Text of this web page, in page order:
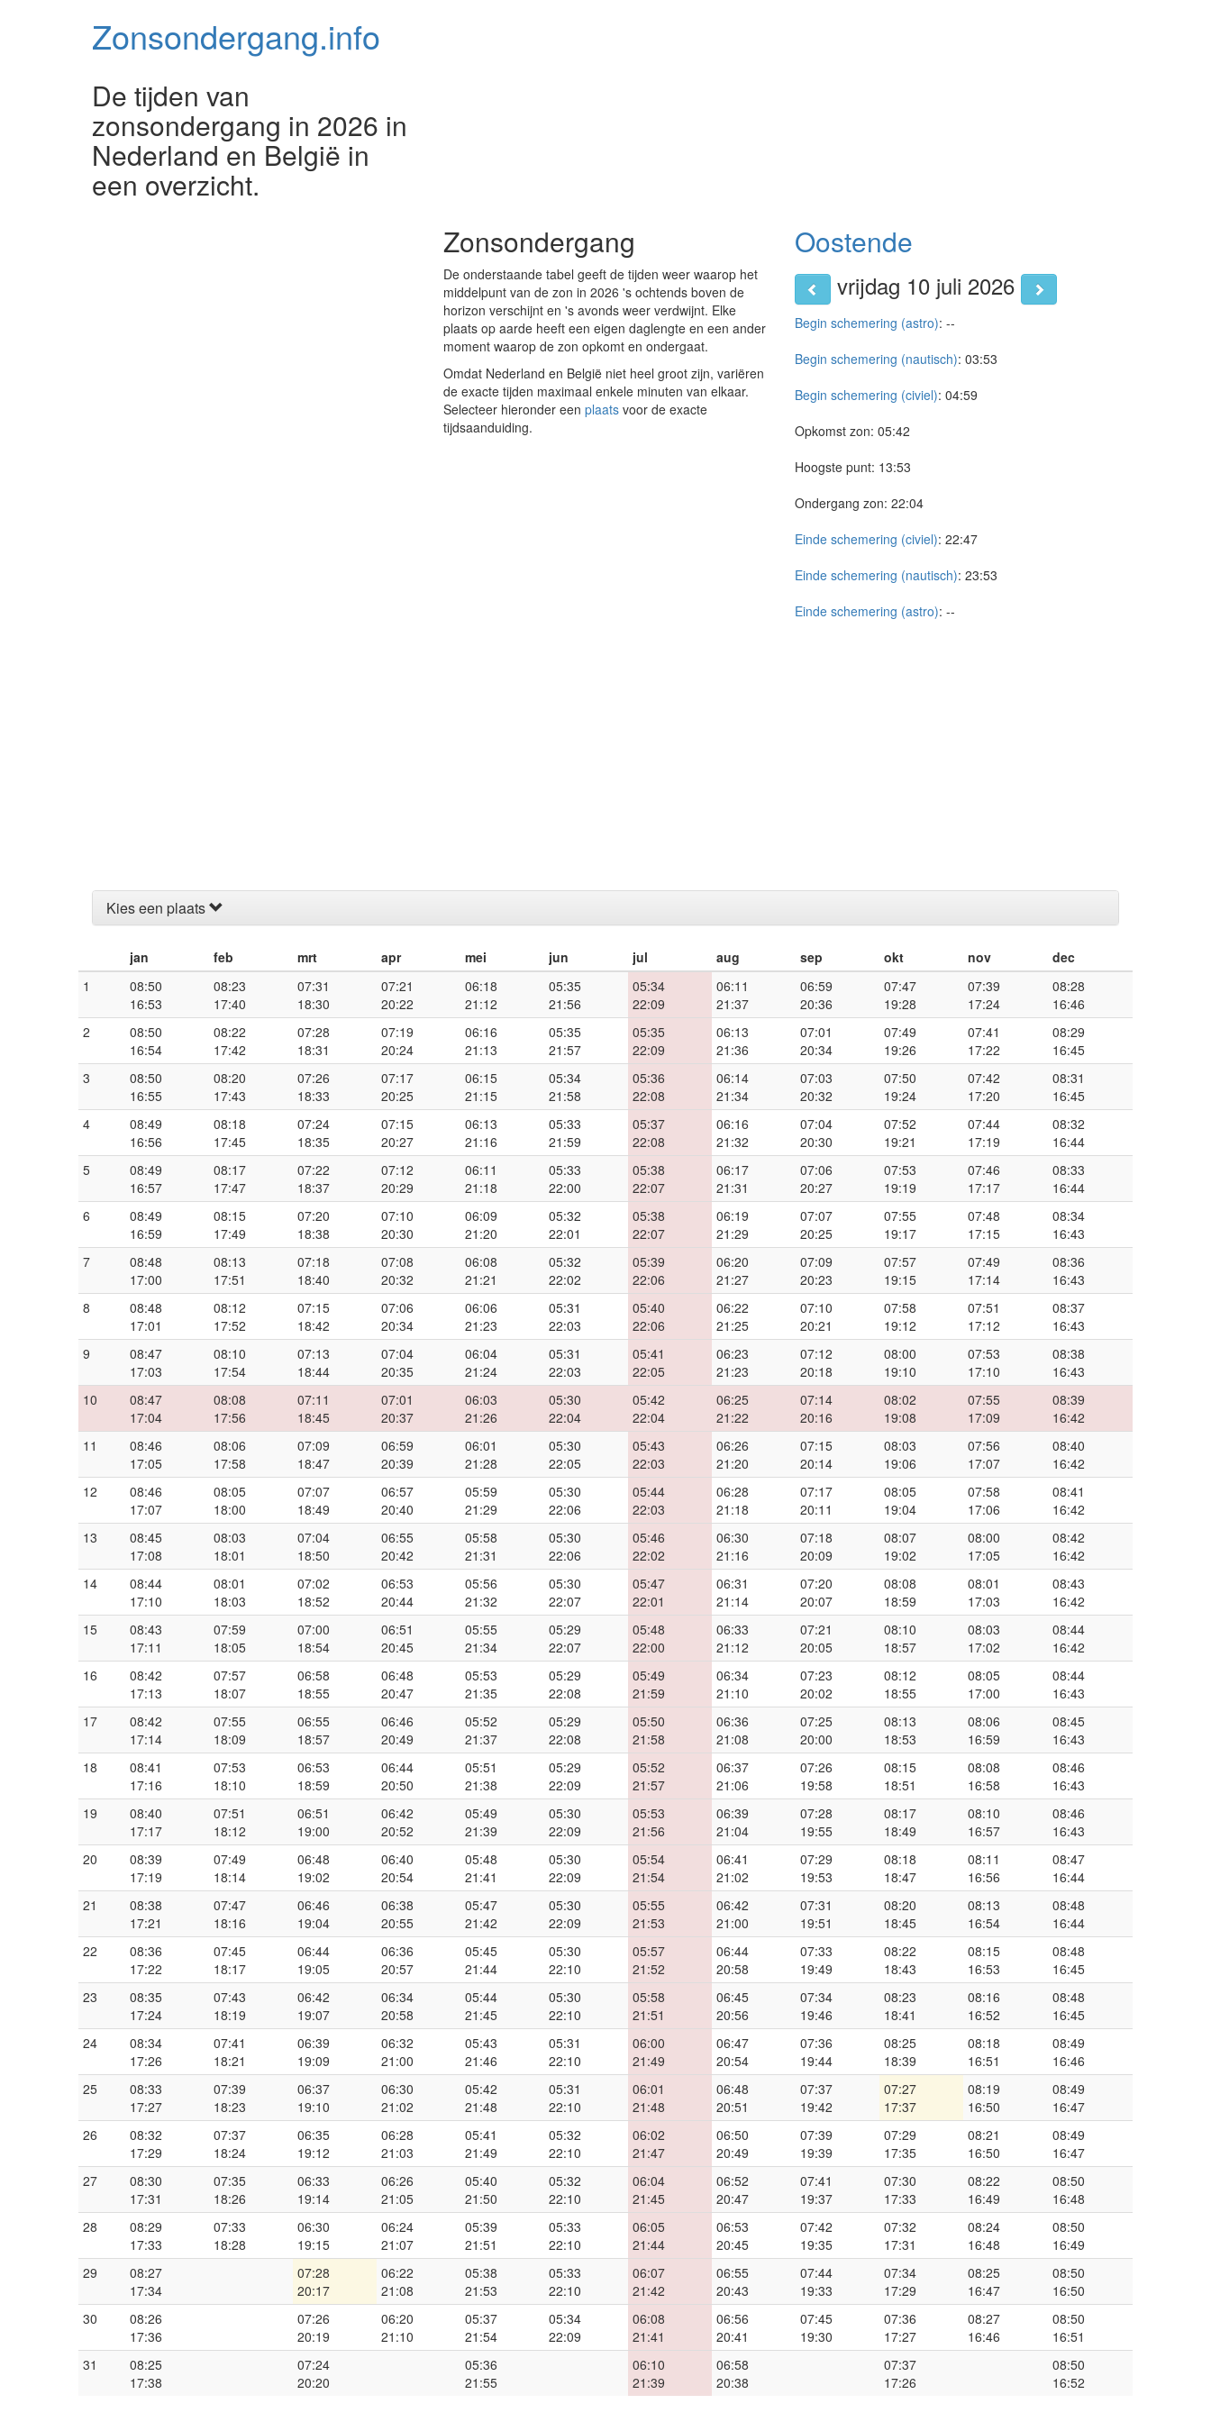
Zonsondergang.info
De tijden van
zonsondergang in 2026 in
Nederland en België in
een overzicht.
Zonsondergang
De onderstaande tabel geeft de tijden weer waarop het
middelpunt van de zon in 2026 's ochtends boven de
horizon verschijnt en 's avonds weer verdwijnt. Elke
plaats op aarde heeft een eigen daglengte en een ander
moment waarop de zon opkomt en ondergaat.
Omdat Nederland en België niet heel groot zijn, variëren
de exacte tijden maximaal enkele minuten van elkaar.
Selecteer hieronder een plaats voor de exacte
tijdsaanduiding.
Oostende
vrijdag 10 juli 2026
Begin schemering (astro): --
Begin schemering (nautisch): 03:53
Begin schemering (civiel): 04:59
Opkomst zon: 05:42
Hoogste punt: 13:53
Ondergang zon: 22:04
Einde schemering (civiel): 22:47
Einde schemering (nautisch): 23:53
Einde schemering (astro): --
Kies een plaats
jan feb mrt apr mei jun jul aug sep okt nov
dec
1
08:50
16:53
08:23
17:40
07:31
18:30
07:21
20:22
06:18
21:12
05:35
21:56
05:34
22:09
06:11
21:37
06:59
20:36
07:47
19:28
07:39
17:24
08:28
16:46
2
08:50
16:54
08:22
17:42
07:28
18:31
07:19
20:24
06:16
21:13
05:35
21:57
05:35
22:09
06:13
21:36
07:01
20:34
07:49
19:26
07:41
17:22
08:29
16:45
3
08:50
16:55
08:20
17:43
07:26
18:33
07:17
20:25
06:15
21:15
05:34
21:58
05:36
22:08
06:14
21:34
07:03
20:32
07:50
19:24
07:42
17:20
08:31
16:45
4
08:49
16:56
08:18
17:45
07:24
18:35
07:15
20:27
06:13
21:16
05:33
21:59
05:37
22:08
06:16
21:32
07:04
20:30
07:52
19:21
07:44
17:19
08:32
16:44
5
08:49
16:57
08:17
17:47
07:22
18:37
07:12
20:29
06:11
21:18
05:33
22:00
05:38
22:07
06:17
21:31
07:06
20:27
07:53
19:19
07:46
17:17
08:33
16:44
6
08:49
16:59
08:15
17:49
07:20
18:38
07:10
20:30
06:09
21:20
05:32
22:01
05:38
22:07
06:19
21:29
07:07
20:25
07:55
19:17
07:48
17:15
08:34
16:43
7
08:48
17:00
08:13
17:51
07:18
18:40
07:08
20:32
06:08
21:21
05:32
22:02
05:39
22:06
06:20
21:27
07:09
20:23
07:57
19:15
07:49
17:14
08:36
16:43
8
08:48
17:01
08:12
17:52
07:15
18:42
07:06
20:34
06:06
21:23
05:31
22:03
05:40
22:06
06:22
21:25
07:10
20:21
07:58
19:12
07:51
17:12
08:37
16:43
9
08:47
17:03
08:10
17:54
07:13
18:44
07:04
20:35
06:04
21:24
05:31
22:03
05:41
22:05
06:23
21:23
07:12
20:18
08:00
19:10
07:53
17:10
08:38
16:43
10
08:47
17:04
08:08
17:56
07:11
18:45
07:01
20:37
06:03
21:26
05:30
22:04
05:42
22:04
06:25
21:22
07:14
20:16
08:02
19:08
07:55
17:09
08:39
16:42
11
08:46
17:05
08:06
17:58
07:09
18:47
06:59
20:39
06:01
21:28
05:30
22:05
05:43
22:03
06:26
21:20
07:15
20:14
08:03
19:06
07:56
17:07
08:40
16:42
12
08:46
17:07
08:05
18:00
07:07
18:49
06:57
20:40
05:59
21:29
05:30
22:06
05:44
22:03
06:28
21:18
07:17
20:11
08:05
19:04
07:58
17:06
08:41
16:42
13
08:45
17:08
08:03
18:01
07:04
18:50
06:55
20:42
05:58
21:31
05:30
22:06
05:46
22:02
06:30
21:16
07:18
20:09
08:07
19:02
08:00
17:05
08:42
16:42
14
08:44
17:10
08:01
18:03
07:02
18:52
06:53
20:44
05:56
21:32
05:30
22:07
05:47
22:01
06:31
21:14
07:20
20:07
08:08
18:59
08:01
17:03
08:43
16:42
15
08:43
17:11
07:59
18:05
07:00
18:54
06:51
20:45
05:55
21:34
05:29
22:07
05:48
22:00
06:33
21:12
07:21
20:05
08:10
18:57
08:03
17:02
08:44
16:42
16
08:42
17:13
07:57
18:07
06:58
18:55
06:48
20:47
05:53
21:35
05:29
22:08
05:49
21:59
06:34
21:10
07:23
20:02
08:12
18:55
08:05
17:00
08:44
16:43
17
08:42
17:14
07:55
18:09
06:55
18:57
06:46
20:49
05:52
21:37
05:29
22:08
05:50
21:58
06:36
21:08
07:25
20:00
08:13
18:53
08:06
16:59
08:45
16:43
18
08:41
17:16
07:53
18:10
06:53
18:59
06:44
20:50
05:51
21:38
05:29
22:09
05:52
21:57
06:37
21:06
07:26
19:58
08:15
18:51
08:08
16:58
08:46
16:43
19
08:40
17:17
07:51
18:12
06:51
19:00
06:42
20:52
05:49
21:39
05:30
22:09
05:53
21:56
06:39
21:04
07:28
19:55
08:17
18:49
08:10
16:57
08:46
16:43
20
08:39
17:19
07:49
18:14
06:48
19:02
06:40
20:54
05:48
21:41
05:30
22:09
05:54
21:54
06:41
21:02
07:29
19:53
08:18
18:47
08:11
16:56
08:47
16:44
21
08:38
17:21
07:47
18:16
06:46
19:04
06:38
20:55
05:47
21:42
05:30
22:09
05:55
21:53
06:42
21:00
07:31
19:51
08:20
18:45
08:13
16:54
08:48
16:44
22
08:36
17:22
07:45
18:17
06:44
19:05
06:36
20:57
05:45
21:44
05:30
22:10
05:57
21:52
06:44
20:58
07:33
19:49
08:22
18:43
08:15
16:53
08:48
16:45
23
08:35
17:24
07:43
18:19
06:42
19:07
06:34
20:58
05:44
21:45
05:30
22:10
05:58
21:51
06:45
20:56
07:34
19:46
08:23
18:41
08:16
16:52
08:48
16:45
24
08:34
17:26
07:41
18:21
06:39
19:09
06:32
21:00
05:43
21:46
05:31
22:10
06:00
21:49
06:47
20:54
07:36
19:44
08:25
18:39
08:18
16:51
08:49
16:46
25
08:33
17:27
07:39
18:23
06:37
19:10
06:30
21:02
05:42
21:48
05:31
22:10
06:01
21:48
06:48
20:51
07:37
19:42
07:27
17:37
08:19
16:50
08:49
16:47
26
08:32
17:29
07:37
18:24
06:35
19:12
06:28
21:03
05:41
21:49
05:32
22:10
06:02
21:47
06:50
20:49
07:39
19:39
07:29
17:35
08:21
16:50
08:49
16:47
27
08:30
17:31
07:35
18:26
06:33
19:14
06:26
21:05
05:40
21:50
05:32
22:10
06:04
21:45
06:52
20:47
07:41
19:37
07:30
17:33
08:22
16:49
08:50
16:48
28
08:29
17:33
07:33
18:28
06:30
19:15
06:24
21:07
05:39
21:51
05:33
22:10
06:05
21:44
06:53
20:45
07:42
19:35
07:32
17:31
08:24
16:48
08:50
16:49
29
08:27
17:34
07:28
20:17
06:22
21:08
05:38
21:53
05:33
22:10
06:07
21:42
06:55
20:43
07:44
19:33
07:34
17:29
08:25
16:47
08:50
16:50
30
08:26
17:36
07:26
20:19
06:20
21:10
05:37
21:54
05:34
22:09
06:08
21:41
06:56
20:41
07:45
19:30
07:36
17:27
08:27
16:46
08:50
16:51
31
08:25
17:38
07:24
20:20
05:36
21:55
06:10
21:39
06:58
20:38
07:37
17:26
08:50
16:52